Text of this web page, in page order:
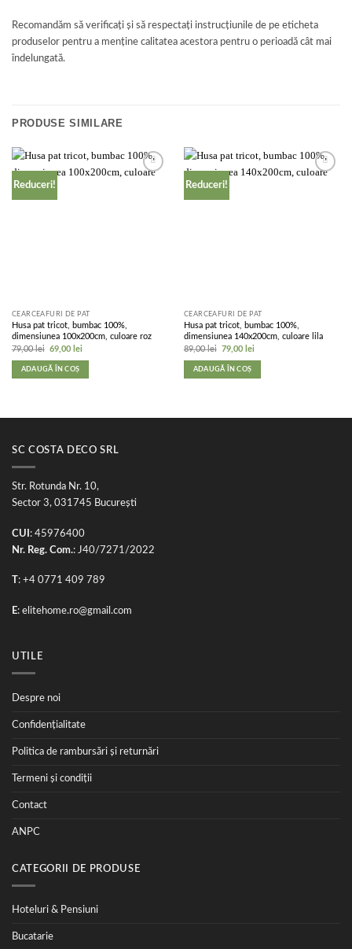
Recomandăm să verificați și să respectați instrucțiunile de pe eticheta
produselor pentru a menține calitatea acestora pentru o perioadă cât mai
îndelungată.
PRODUSE SIMILARE
Reduceri!
CEARCEAFURI DE PAT
Husa pat tricot, bumbac 100%,
dimensiunea 100x200cm, culoare roz
79,00lei Prețul
a
fost:
69,00 lei
ADAUGĂ ÎN COȘ
Reduceri!
CEARCEAFURI DE PAT
Husa pat tricot, bumbac 100%,
dimensiunea 140x200cm, culoare lila
89,00lei Prețul
a
fost:
79,00 lei
ADAUGĂ ÎN COȘ
SC COSTA DECO SRL
Str. Rotunda Nr. 10,
Sector 3, 031745 București
CUI : 45976400
Nr. Reg. Com.: J40/7271/2022
T: +4 0771 409 789
E: elitehome.ro@gmail.com
UTILE
Despre noi
Confidențialitate
Politica de rambursări și returnări
Termeni și condiții
Contact
ANPC
CATEGORII DE PRODUSE
Hoteluri & Pensiuni
Bucatarie